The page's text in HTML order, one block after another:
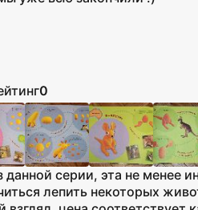
0
серии, эта не менее
лепить некоторых